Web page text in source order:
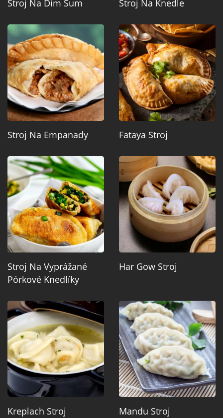
Stroj Na Dim Sum Stroj Na Knedle
Stroj Na Empanady Fataya Stroj
Stroj Na Vyprážané
Pórkové Knedlíky
Har Gow Stroj
Kreplach Stroj Mandu Stroj